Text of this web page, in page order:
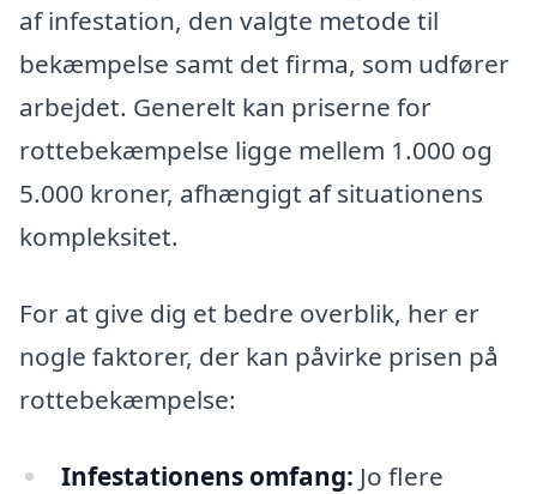
af infestation, den valgte metode til
bekæmpelse samt det firma, som udfører
arbejdet. Generelt kan priserne for
rottebekæmpelse ligge mellem 1.000 og
5.000 kroner, afhængigt af situationens
kompleksitet.
For at give dig et bedre overblik, her er
nogle faktorer, der kan påvirke prisen på
rottebekæmpelse:
Infestationens omfang: Jo flere